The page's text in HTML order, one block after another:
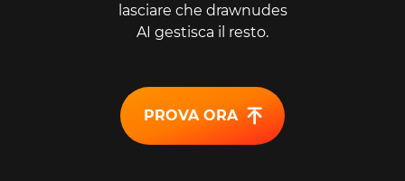
lasciare che drawnudes
AI gestisca il resto.
PROVA ORA